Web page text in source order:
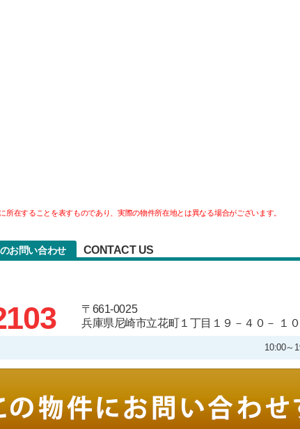
在することを表すものであり、実際の物件所在地とは異なる場合がございます。
お問い合わせ CONTACT US
〒661-0025
兵庫県尼崎市立花町１丁目１９－４０－ １０
10:00～